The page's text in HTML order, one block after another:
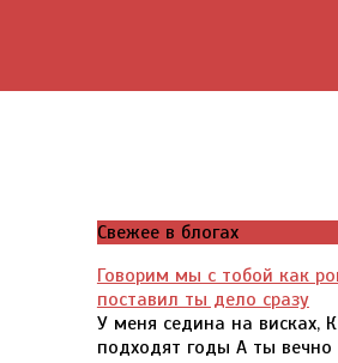
Свежее в блогах
Говорим мы с тобой как
поставил ты дело сразу
У меня седина на висках,
подходят годы А ты вечно